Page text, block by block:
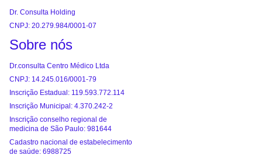
Dr. Consulta Holding
CNPJ: 20.279.984/0001-07
Sobre nós
Dr.consulta Centro Médico Ltda
CNPJ: 14.245.016/0001-79
Inscrição Estadual: 119.593.772.114
Inscrição Municipal: 4.370.242-2
Inscrição conselho regional de
medicina de São Paulo: 981644
Cadastro nacional de estabelecimento
de saúde: 6988725